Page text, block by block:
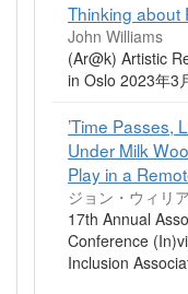
Thinking about
John Williams
(Ar@k) Artistic
in Oslo 2023年3
’Time Passes,
Under Milk
Play in a
ジョン・ウィリ
17th Annual
Conference
Inclusion